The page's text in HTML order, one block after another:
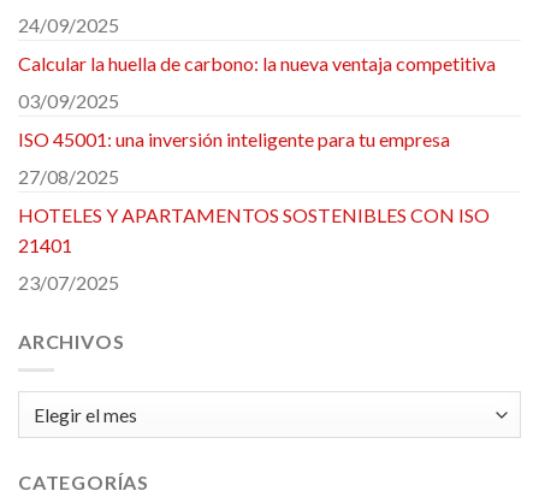
24/09/2025
Calcular la huella de carbono: la nueva ventaja competitiva
03/09/2025
ISO 45001: una inversión inteligente para tu empresa
27/08/2025
HOTELES Y APARTAMENTOS SOSTENIBLES CON ISO
21401
23/07/2025
ARCHIVOS
CATEGORÍAS